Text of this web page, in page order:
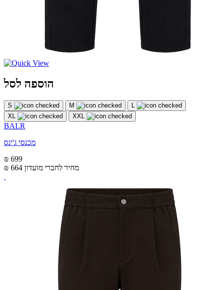
הוספה לסל
S M
L
XL
XXL
BALR
מכנסי ג'ינס
₪ 699
₪ 664 מחיר לחברי מועדון